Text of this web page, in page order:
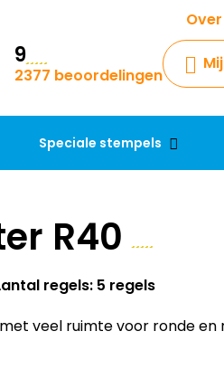
9
2377 beoordelingen
Speciale stempels
Krijg een
Chatbot
Chat 24/7 met
Contact
R40
veel ruimte voor ronde en